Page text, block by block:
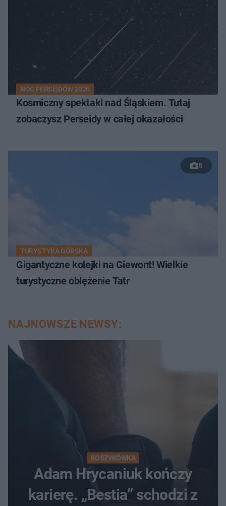
NOC PERSEIDÓW 2026
Kosmiczny spektakl nad Śląskiem. Tutaj
zobaczysz Perseidy w całej okazałości
8
TURYSTYKA GÓRSKA
Gigantyczne kolejki na Giewont! Wielkie
turystyczne oblężenie Tatr
NAJNOWSZE NEWSY:
KOSZYKÓWKA
Adam Hrycaniuk kończy
karierę. „Bestia” schodzi z